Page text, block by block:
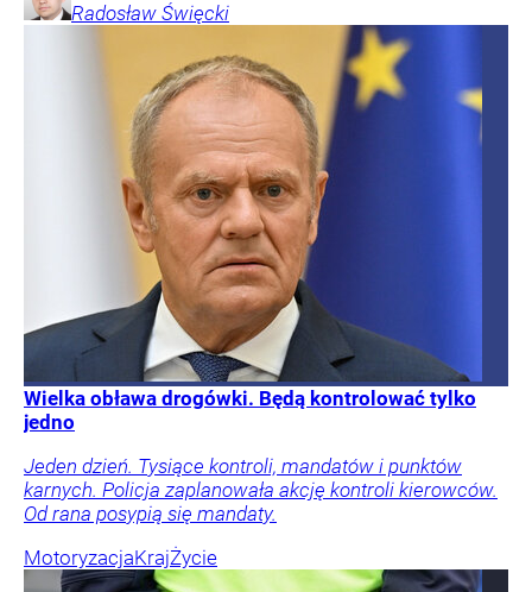
Radosław Święcki
Wielka obława drogówki. Będą kontrolować tylko
jedno
Jeden dzień. Tysiące kontroli, mandatów i punktów
karnych. Policja zaplanowała akcję kontroli kierowców.
Od rana posypią się mandaty.
MotoryzacjaKrajŻycie